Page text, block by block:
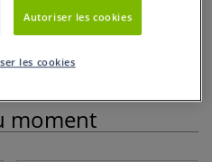
moment
Autoriser les cookies
les cookies